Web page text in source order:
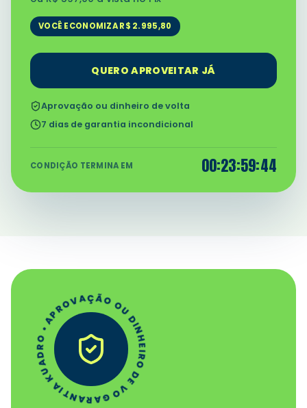
Tira-dúvidas ilimitadocom professores,
todos os dias da semana
Método de estudo ativobaseado em
resolução de questões
VOCÊ ECONOMIZA R$ 2.995,80
QUERO APROVEITAR JÁ
Aprovação ou dinheiro de volta
7 dias de garantia incondicional
CONDIÇÃO TERMINA EM 00:23:59:43
GARANTIA KUADRO • APROVAÇÃO OU DINHEIRO DE VOLTA •